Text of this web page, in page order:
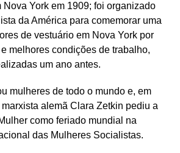
Nova York em 1909; foi organizado
da América para comemorar uma
de vestuário em Nova York por
melhores condições de trabalho,
um ano antes.
mulheres de todo o mundo e, em
alemã Clara Zetkin pediu a
como feriado mundial na
das Mulheres Socialistas.